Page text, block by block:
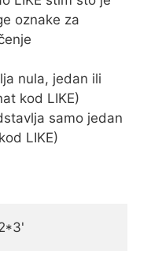
oznake za
nula, jedan ili
kod LIKE)
samo jedan
LIKE)